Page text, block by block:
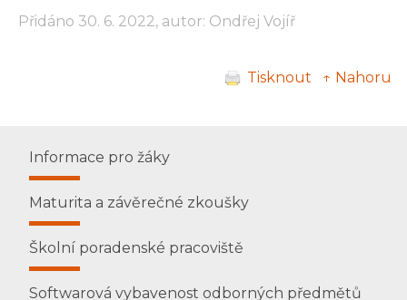
Přidáno 30. 6. 2022, autor: Ondřej Vojíř
Tisknout ↑ Nahoru
Informace pro žáky
Maturita a závěrečné zkoušky
Školní poradenské pracoviště
Softwarová vybavenost odborných předmětů